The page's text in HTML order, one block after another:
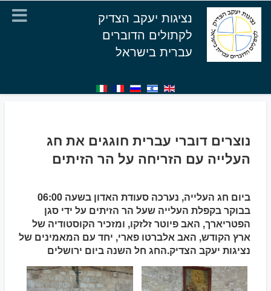
נציגות יעקב הצדיק
לקתולים הדוברים
עברית בישראל
נוצרים דוברי עברית חוגגים את חג
העלייה עם הזריחה על הר הזיתים
ביום חג העלייה, נערכה סעודת האדון בשעה 06:00
בבוקר בקפלת העלייה שעל הר הזיתים על ידי סגן
הפטריארך, האב פיוטר זלזקו, ומזכיר הקוסטודיה של
ארץ הקודש, האב אלברטו פארי, יחד עם המאמינים של
נציגות יעקב הצדיק.החג חל השנה ביום ירושלים